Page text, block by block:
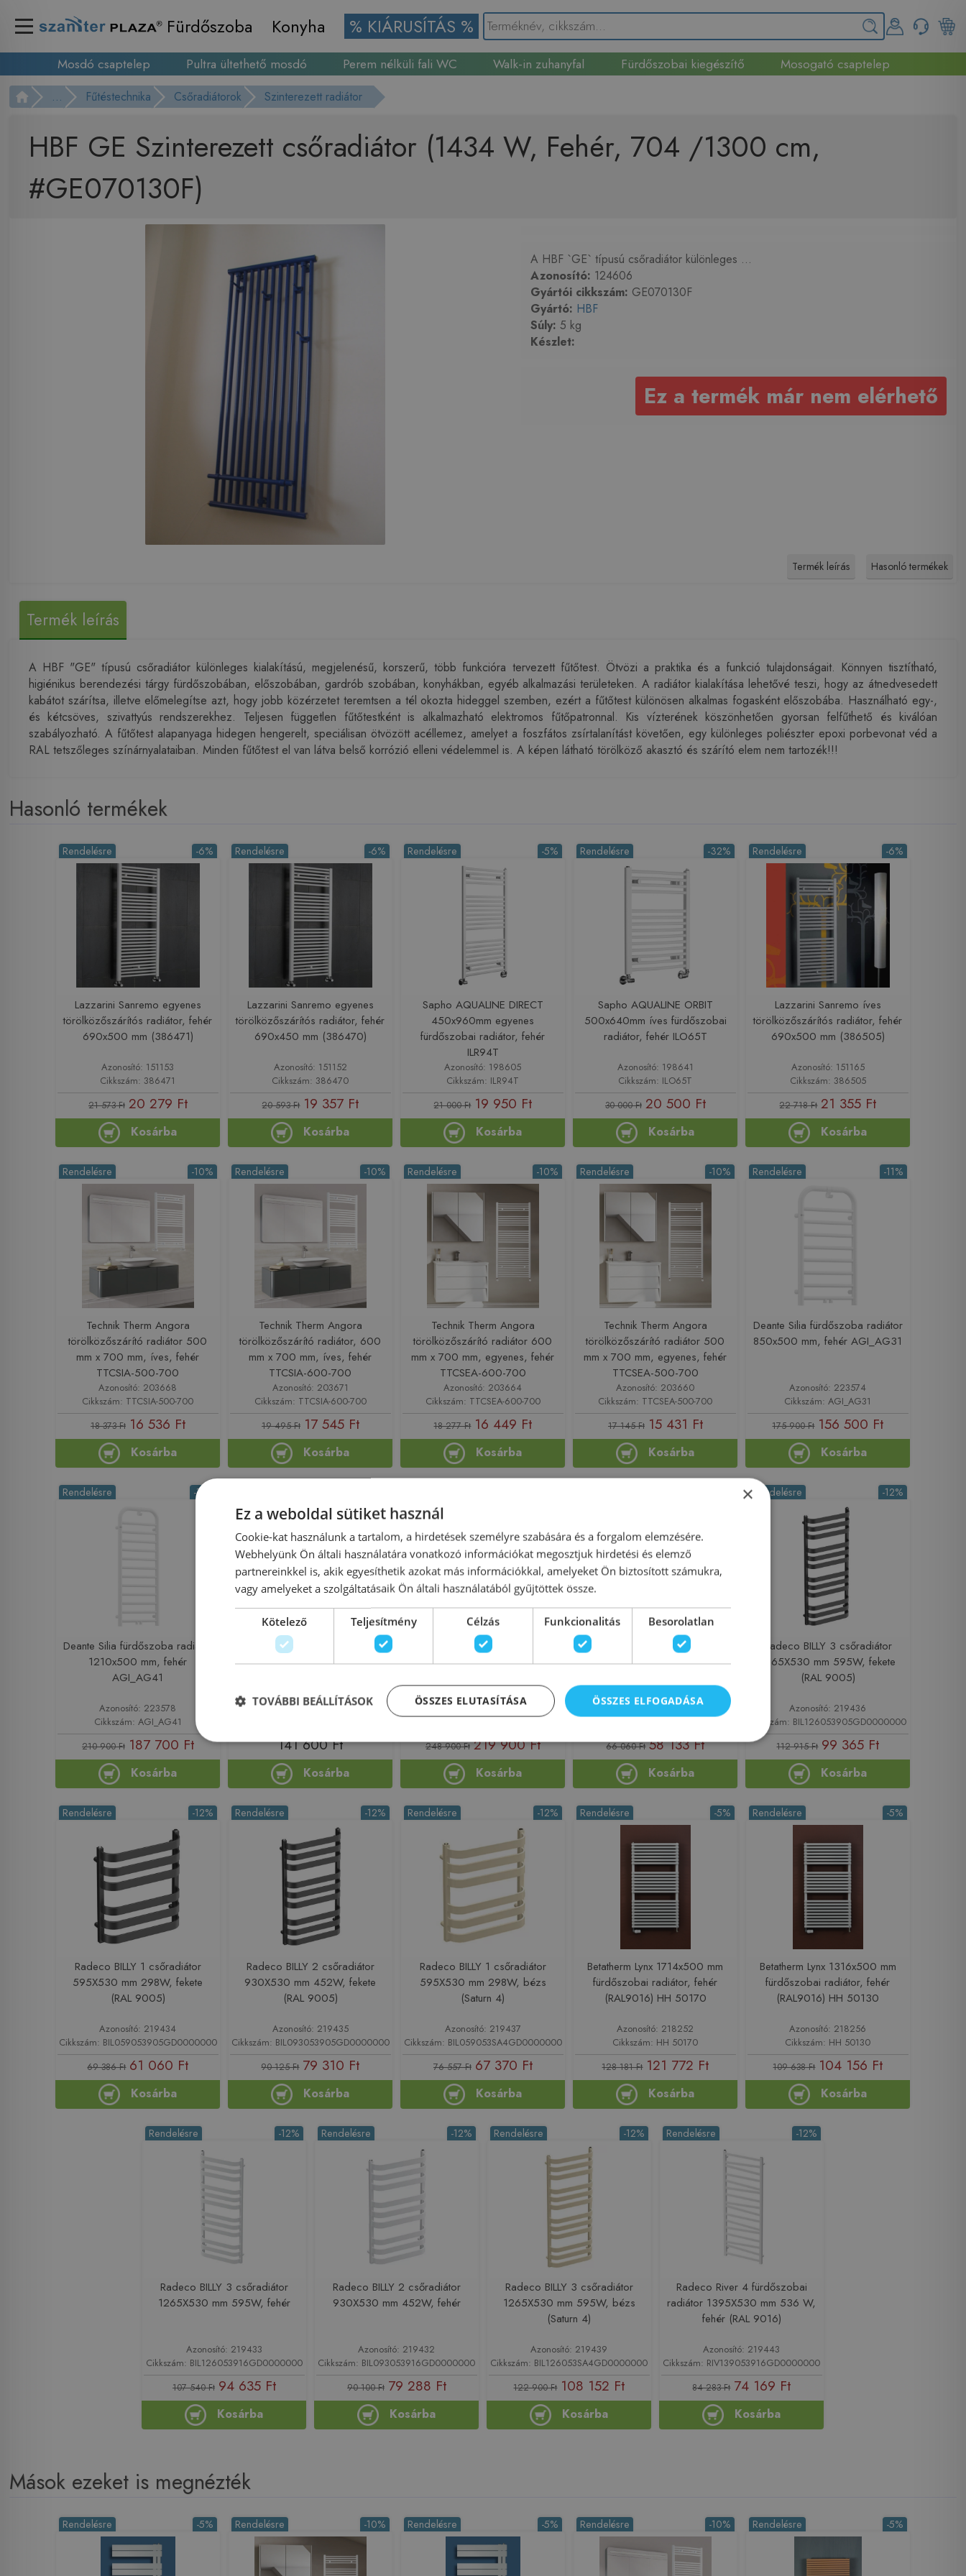
Fürdőszoba Konyha % KIÁRUSÍTÁS %
Mosdó csaptelep Pultra ültethető mosdó Perem nélküli fali WC Walk-in zuhanyfal Fürdőszobai kiegészítő
Mosogató csaptelep
... Fűtéstechnika Csőradiátorok Szinterezett radiátor
HBF GE Szinterezett csőradiátor (1434 W, Fehér, 704 /1300 cm,
#GE070130F)
A HBF `GE` típusú csőradiátor különleges ...
Azonosító: 124606
Gyártói cikkszám: GE070130F
Gyártó: HBF
Súly: 5 kg
Készlet:
Ez a termék már nem elérhető
Termék leírás Hasonló termékek
Termék leírás
A HBF "GE" típusú csőradiátor különleges kialakítású, megjelenésű, korszerű, több funkcióra tervezett fűtőtest. Ötvözi a praktika és a funkció tulajdonságait. Könnyen tisztítható,
higiénikus berendezési tárgy fürdőszobában, előszobában, gardrób szobában, konyhákban, egyéb alkalmazási területeken. A radiátor kialakítása lehetővé teszi, hogy az átnedvesedett
kabátot szárítsa, illetve előmelegítse azt, hogy jobb közérzetet teremtsen a tél okozta hideggel szemben, ezért a fűtőtest különösen alkalmas fogasként előszobába. Használható egy-,
és kétcsöves, szivattyús rendszerekhez. Teljesen független fűtőtestként is alkalmazható elektromos fűtőpatronnal. Kis vízterének köszönhetően gyorsan felfűthető és kiválóan
szabályozható. A fűtőtest alapanyaga hidegen hengerelt, speciálisan ötvözött acéllemez, amelyet a foszfátos zsírtalanítást követően, egy különleges poliészter epoxi porbevonat véd a
RAL tetszőleges színárnyalataiban. Minden fűtőtest el van látva belső korrózió elleni védelemmel is. A képen látható törölköző akasztó és szárító elem nem tartozék!!!
Hasonló termékek
-6%
Rendelésre
Lazzarini Sanremo egyenes
törölközőszárítós radiátor, fehér
690x500 mm (386471)
Azonosító: 151153
Cikkszám: 386471
21 573 Ft 20 279 Ft
Kosárba
-6%
Rendelésre
Lazzarini Sanremo egyenes
törölközőszárítós radiátor, fehér
690x450 mm (386470)
Azonosító: 151152
Cikkszám: 386470
20 593 Ft 19 357 Ft
Kosárba
-5%
Rendelésre
Sapho AQUALINE DIRECT
450x960mm egyenes
fürdőszobai radiátor, fehér
ILR94T
Azonosító: 198605
Cikkszám: ILR94T
21 000 Ft 19 950 Ft
Kosárba
-32%
Rendelésre
Sapho AQUALINE ORBIT
500x640mm íves fürdőszobai
radiátor, fehér ILO65T
Azonosító: 198641
Cikkszám: ILO65T
30 000 Ft 20 500 Ft
Kosárba
-6%
Rendelésre
Lazzarini Sanremo íves
törölközőszárítós radiátor, fehér
690x500 mm (386505)
Azonosító: 151165
Cikkszám: 386505
22 718 Ft 21 355 Ft
Kosárba
-10%
Rendelésre
Technik Therm Angora
törölközőszárító radiátor 500
mm x 700 mm, íves, fehér
TTCSIA-500-700
Azonosító: 203668
Cikkszám: TTCSIA-500-700
18 373 Ft 16 536 Ft
Kosárba
-10%
Rendelésre
Technik Therm Angora
törölközőszárító radiátor, 600
mm x 700 mm, íves, fehér
TTCSIA-600-700
Azonosító: 203671
Cikkszám: TTCSIA-600-700
19 495 Ft 17 545 Ft
Kosárba
-10%
Rendelésre
Technik Therm Angora
törölközőszárító radiátor 600
mm x 700 mm, egyenes, fehér
TTCSEA-600-700
Azonosító: 203664
Cikkszám: TTCSEA-600-700
18 277 Ft 16 449 Ft
Kosárba
-10%
Rendelésre
Technik Therm Angora
törölközőszárító radiátor 500
mm x 700 mm, egyenes, fehér
TTCSEA-500-700
Azonosító: 203660
Cikkszám: TTCSEA-500-700
17 145 Ft 15 431 Ft
Kosárba
-11%
Rendelésre
Deante Silia fürdőszoba radiátor
850x500 mm, fehér AGI_AG31
Azonosító: 223574
Cikkszám: AGI_AG31
175 900 Ft 156 500 Ft
Kosárba
-11%
Rendelésre
Deante Silia fürdőszoba radiátor
1210x500 mm, fehér
AGI_AG41
Azonosító: 223578
Cikkszám: AGI_AG41
210 900 Ft 187 700 Ft
Kosárba
Lavita Scala fürdőszoba radiátor
1265x530 mm, matt fehér
Azonosító: 222358
141 600 Ft
Kosárba
Deante Silia fürdőszoba radiátor
1570x500 mm, fehér
Azonosító: 223710
Cikkszám: AGI_AG51
248 900 Ft 219 900 Ft
Kosárba
Radeco BILLY 1 csőradiátor
595X530 mm 298W, fehér (RAL
Azonosító: 219431
Cikkszám: BIL059053916GD0000000
66 060 Ft 58 133 Ft
Kosárba
-12%
Rendelésre
Radeco BILLY 3 csőradiátor
1265X530 mm 595W, fekete
(RAL 9005)
Azonosító: 219436
Cikkszám: BIL126053905GD0000000
112 915 Ft 99 365 Ft
Kosárba
-12%
Rendelésre
Radeco BILLY 1 csőradiátor
595X530 mm 298W, fekete
(RAL 9005)
Azonosító: 219434
Cikkszám: BIL059053905GD0000000
69 386 Ft 61 060 Ft
Kosárba
-12%
Rendelésre
Radeco BILLY 2 csőradiátor
930X530 mm 452W, fekete
(RAL 9005)
Azonosító: 219435
Cikkszám: BIL093053905GD0000000
90 125 Ft 79 310 Ft
Kosárba
-12%
Rendelésre
Radeco BILLY 1 csőradiátor
595X530 mm 298W, bézs
(Saturn 4)
Azonosító: 219437
Cikkszám: BIL059053SA4GD0000000
76 557 Ft 67 370 Ft
Kosárba
-5%
Rendelésre
Betatherm Lynx 1714x500 mm
fürdőszobai radiátor, fehér
(RAL9016) HH 50170
Azonosító: 218252
Cikkszám: HH 50170
128 181 Ft 121 772 Ft
Kosárba
-5%
Rendelésre
Betatherm Lynx 1316x500 mm
fürdőszobai radiátor, fehér
(RAL9016) HH 50130
Azonosító: 218256
Cikkszám: HH 50130
109 638 Ft 104 156 Ft
Kosárba
-12%
Rendelésre
Radeco BILLY 3 csőradiátor
1265X530 mm 595W, fehér
Azonosító: 219433
Cikkszám: BIL126053916GD0000000
107 540 Ft 94 635 Ft
Kosárba
-12%
Rendelésre
Radeco BILLY 2 csőradiátor
930X530 mm 452W, fehér
Azonosító: 219432
Cikkszám: BIL093053916GD0000000
90 100 Ft 79 288 Ft
Kosárba
-12%
Rendelésre
Radeco BILLY 3 csőradiátor
1265X530 mm 595W, bézs
(Saturn 4)
Azonosító: 219439
Cikkszám: BIL126053SA4GD0000000
122 900 Ft 108 152 Ft
Kosárba
-12%
Rendelésre
Radeco River 4 fürdőszobai
radiátor 1395X530 mm 536 W,
fehér (RAL 9016)
Azonosító: 219443
Cikkszám: RIV139053916GD0000000
84 283 Ft 74 169 Ft
Kosárba
Mások ezeket is megnézték
-5%
Rendelésre -10%
Rendelésre -5%
Rendelésre -10%
Rendelésre -5%
Rendelésre
×
Ez a weboldal sütiket használ
Cookie-kat használunk a tartalom, a hirdetések személyre szabására és a forgalom elemzésére.
Webhelyünk Ön általi használatára vonatkozó információkat megosztjuk hirdetési és elemző
partnereinkkel is, akik egyesíthetik azokat más információkkal, amelyeket Ön biztosított számukra,
vagy amelyeket a szolgáltatásaik Ön általi használatából gyűjtöttek össze.
Kötelező Teljesítmény Célzás Funkcionalitás Besorolatlan
ÖSSZES ELFOGADÁSA
ÖSSZES ELUTASÍTÁSA
TOVÁBBI BEÁLLÍTÁSOK